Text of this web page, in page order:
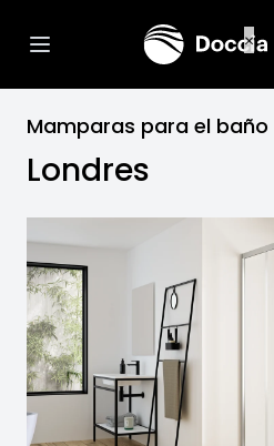
Mamparas para el baño
Londres